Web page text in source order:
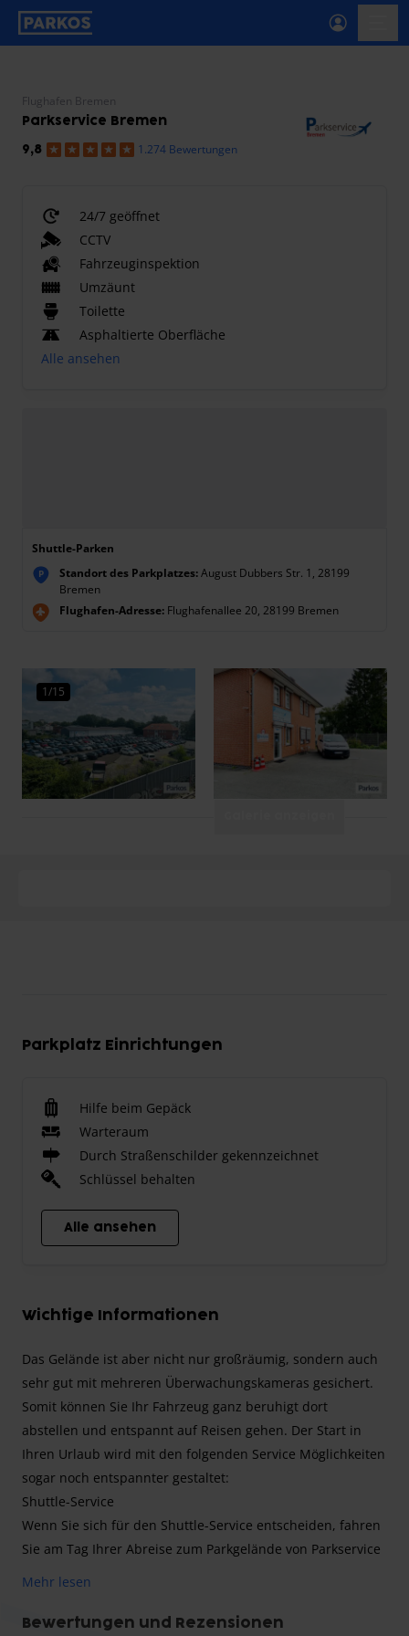
beschriftung-für-primäre-navigation
Flughafen Bremen
Parkservice Bremen
9,8 1.274 Bewertungen
24/7 geöffnet
CCTV
Fahrzeuginspektion
Umzäunt
Toilette
Asphaltierte Oberfläche
Alle ansehen
Shuttle-Parken
P Standort des Parkplatzes:August Dubbers Str. 1, 28199
Bremen
Flughafen-Adresse: Flughafenallee 20, 28199 Bremen
1/15
Parkplatz Einrichtungen
Hilfe beim Gepäck
Warteraum
Durch Straßenschilder gekennzeichnet
Schlüssel behalten
Alle ansehen
Wichtige Informationen
Das Gelände ist aber nicht nur großräumig, sondern auch
sehr gut mit mehreren Überwachungskameras gesichert.
Somit können Sie Ihr Fahrzeug ganz beruhigt dort
abstellen und entspannt auf Reisen gehen. Der Start in
Ihren Urlaub wird mit den folgenden Service Möglichkeiten
sogar noch entspannter gestaltet:
Shuttle-Service
Wenn Sie sich für den Shuttle-Service entscheiden, fahren
Sie am Tag Ihrer Abreise zum Parkgelände von Parkservice
wieder zurückkommen, wird dieser Shuttle-Bus Sie auch
Mehr lesen
Bewertungen und Rezensionen